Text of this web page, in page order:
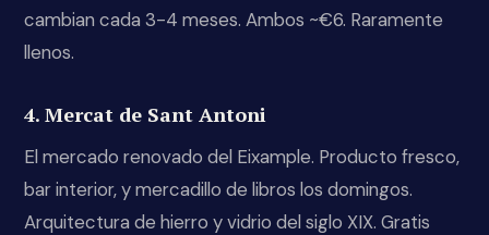
cambian cada 3-4 meses. Ambos ~€6. Raramente
llenos.
4. Mercat de Sant Antoni
El mercado renovado del Eixample. Producto fresco,
bar interior, y mercadillo de libros los domingos.
Arquitectura de hierro y vidrio del siglo XIX. Gratis